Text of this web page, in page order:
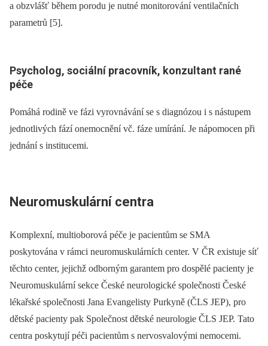
a obzvlášť během porodu je nutné monitorování ventilačních
parametrů [5].
Psycholog, sociální pracovník, konzultant rané
péče
Pomáhá rodině ve fázi vyrovnávání se s dia­gnózou i s nástupem
jednotlivých fází onemocnění vč. fáze umírání. Je nápomocen při
jednání s institucemi.
Neuromuskulární centra
Komplexní, multioborová péče je pacientům se SMA
poskytována v rámci neuromuskulárních center. V ČR existuje síť
těchto center, jejichž odborným garantem pro dospělé pacienty je
Neuromuskulární sekce České neurologické společnosti České
lékařské společnosti Jana Evangelisty Purkyně (ČLS JEP), pro
dětské pacienty pak Společnost dětské neurologie ČLS JEP. Tato
centra poskytují péči pacientům s nervosvalovými nemocemi.